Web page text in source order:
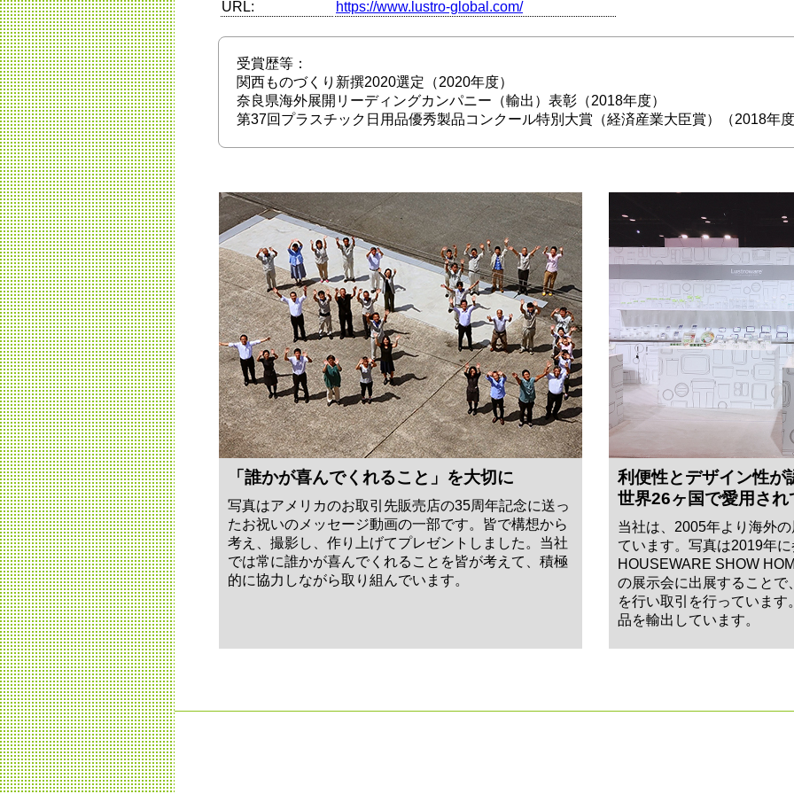
URL: https://www.lustro-global.com/
受賞歴等：
関西ものづくり新撰2020選定（2020年度）
奈良県海外展開リーディングカンパニー（輸出）表彰（2018年度）
第37回プラスチック日用品優秀製品コンクール特別大賞（経済産業大臣賞）（2018年
「誰かが喜んでくれること」を大切に
写真はアメリカのお取引先販売店の35周年記念に送っ
たお祝いのメッセージ動画の一部です。皆で構想から
考え、撮影し、作り上げてプレゼントしました。当社
では常に誰かが喜んでくれることを皆が考えて、積極
的に協力しながら取り組んでいます。
利便性とデザイン性が
世界26ヶ国で愛用され
当社は、2005年より海外
ています。写真は2019年
HOUSEWARE SHOW
の展示会に出展すること
を行い取引を行っていま
品を輸出しています。